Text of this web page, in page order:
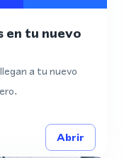
en tu nuevo
a tu nuevo
Abrir